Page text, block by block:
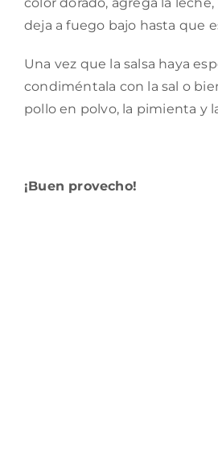
deja a fuego bajo hasta que
Una vez que la salsa haya
condiméntala con la sal o
pollo en polvo, la pimienta y
¡Buen provecho!